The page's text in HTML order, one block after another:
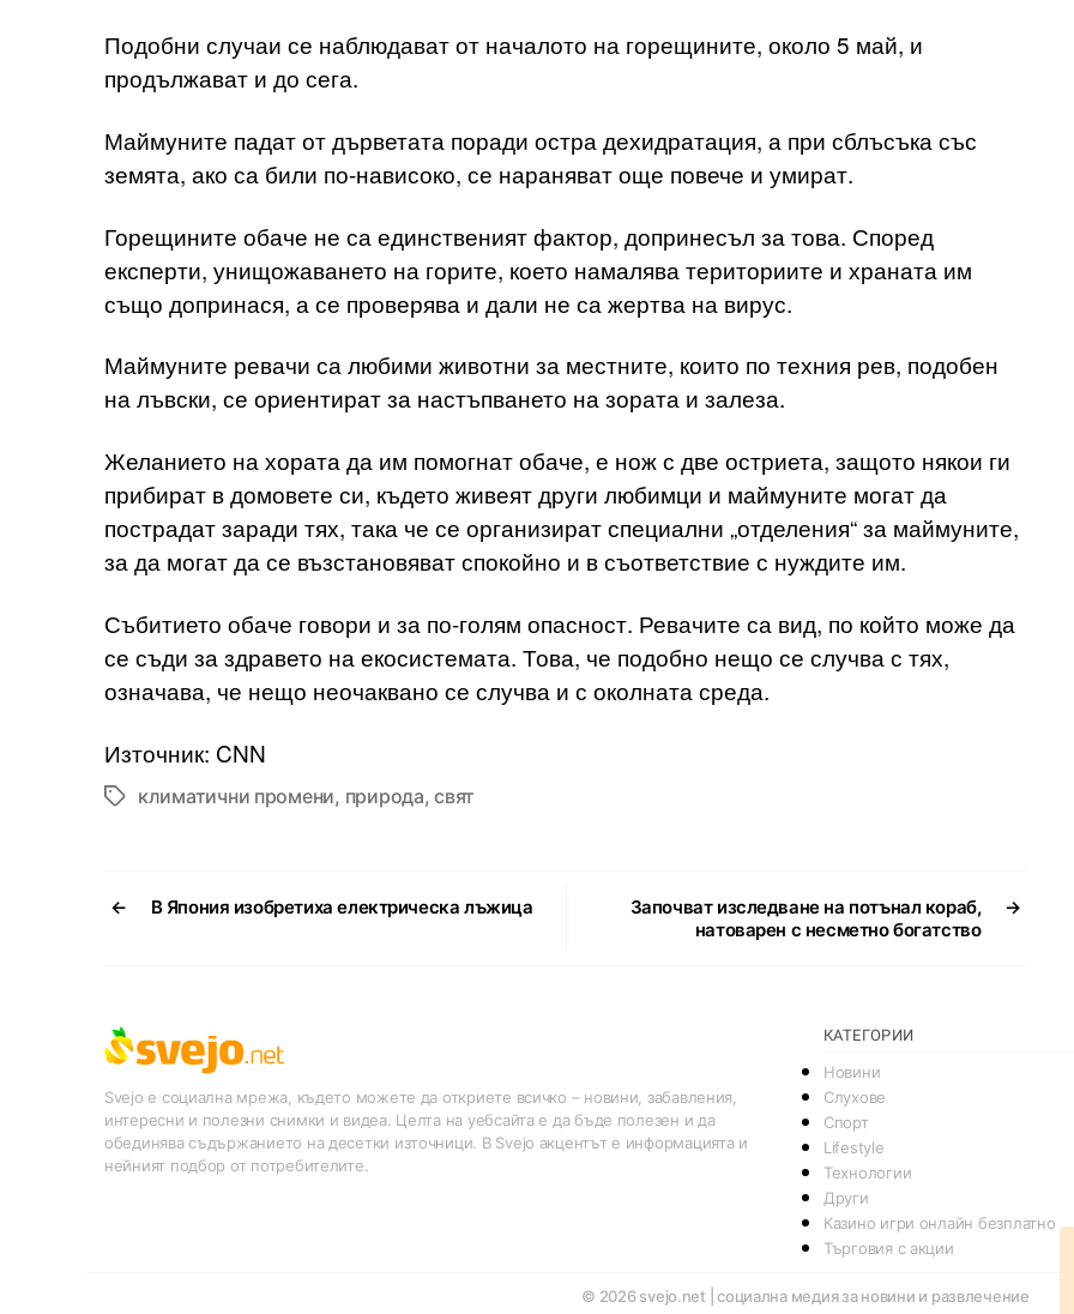
Подобни случаи се наблюдават от началото на горещините, около 5 май, и
продължават и до сега.
Маймуните падат от дърветата поради остра дехидратация, а при сблъсъка със
земята, ако са били по-нависоко, се нараняват още повече и умират.
Горещините обаче не са единственият фактор, допринесъл за това. Според
експерти, унищожаването на горите, което намалява териториите и храната им
също допринася, а се проверява и дали не са жертва на вирус.
Маймуните ревачи са любими животни за местните, които по техния рев, подобен
на лъвски, се ориентират за настъпването на зората и залеза.
Желанието на хората да им помогнат обаче, е нож с две остриета, защото някои ги
прибират в домовете си, където живеят други любимци и маймуните могат да
пострадат заради тях, така че се организират специални „отделения“ за маймуните,
за да могат да се възстановяват спокойно и в съответствие с нуждите им.
Събитието обаче говори и за по-голям опасност. Ревачите са вид, по който може да
се съди за здравето на екосистемата. Това, че подобно нещо се случва с тях,
означава, че нещо неочаквано се случва и с околната среда.
Източник: CNN
Tagsклиматични промени, природа,свят
← В Япония изобретиха електрическа лъжица →
Започват изследване на потънал кораб,
натоварен с несметно богатство
Svejo е социална мрежа, където можете да откриете всичко – новини, забавления,
интересни и полезни снимки и видеа. Целта на уебсайта е да бъде полезен и да
обединява съдържанието на десетки източници. В Svejo акцентът е информацията и
нейният подбор от потребителите.
КАТЕГОРИИ
Новини
Слухове
Спорт
Lifestyle
Технологии
Други
Казино игри онлайн безплатно
Търговия с акции
© 2026svejo.net | социална медия за новини и развлечение